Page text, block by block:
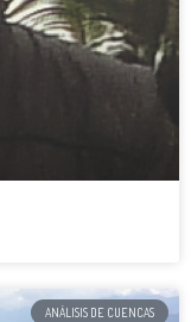
ANÁLISIS DE CUENCAS